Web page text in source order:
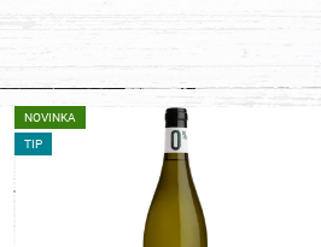
NOVINKA
TIP